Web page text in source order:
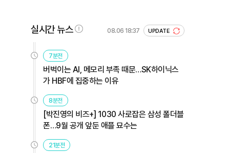
실시간 뉴스 08.06 18:37 UPDATE
7분전
버벅이는 AI, 메모리 부족 때문…SK하이닉스
가 HBF에 집중하는 이유
8분전
[박진영의 비즈+] 1030 사로잡은 삼성 폴더블
폰…9월 공개 앞둔 애플 묘수는
21분전